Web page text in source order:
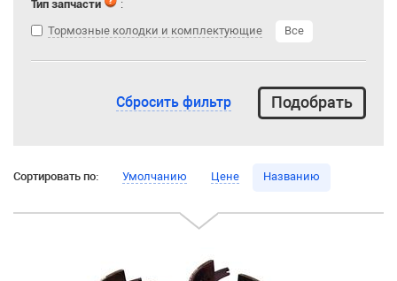
Тип запчасти
:
Тормозные колодки и комплектующие
Все
Сбросить фильтр
Сортировать по: Умолчанию Цене Названию